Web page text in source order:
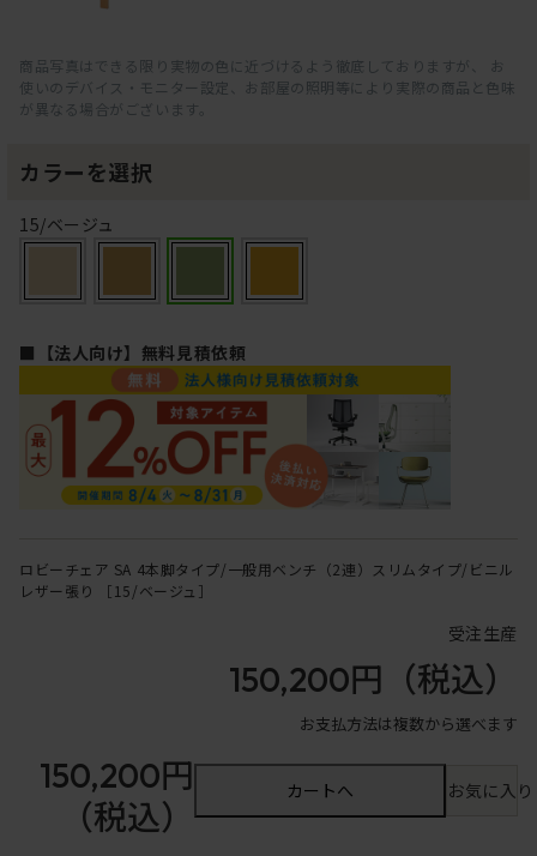
商品写真はできる限り実物の色に近づけるよう徹底しておりますが、 お
使いのデバイス・モニター設定、お部屋の照明等により実際の商品と色味
が異なる場合がございます。
カラーを選択
15/ベージュ
■【法人向け】無料見積依頼
ロビーチェア SA 4本脚タイプ/一般用ベンチ（2連）スリムタイプ/ビニル
レザー張り ［15/ベージュ］
受注生産
150,200円 （税込）
お支払方法は複数から選べます
150,200円
（税込）
カートへ お気に入